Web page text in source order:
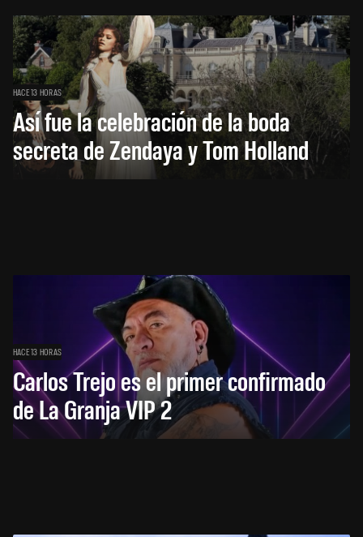
HACE 13 HORAS
Así fue la celebración de la boda
secreta de Zendaya y Tom Holland
HACE 13 HORAS
Carlos Trejo es el primer confirmado
de La Granja VIP 2